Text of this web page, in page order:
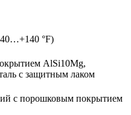
°F)
AlSi10Mg,
с защитным лаком
с порошковым покрытием